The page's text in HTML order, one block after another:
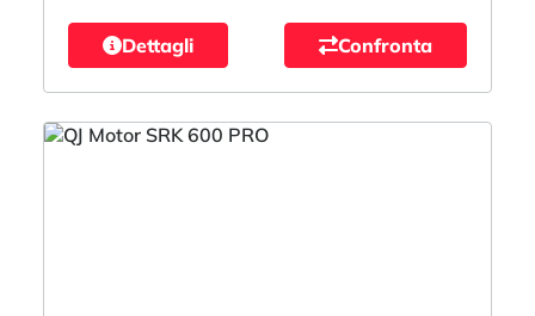
Dettagli Confronta